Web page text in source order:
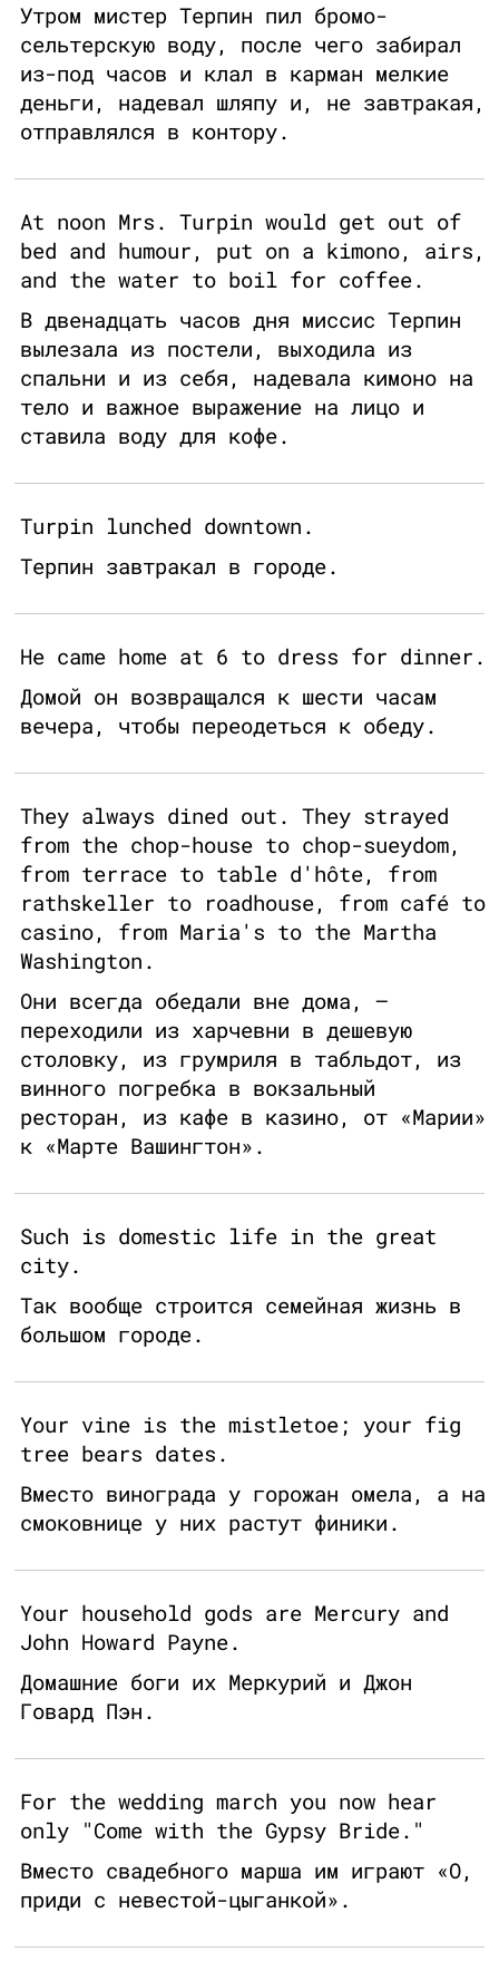
Утром мистер Терпин пил бромо-
сельтерскую воду, после чего забирал
из-под часов и клал в карман мелкие
деньги, надевал шляпу и, не завтракая,
отправлялся в контору.
At noon Mrs. Turpin would get out of
bed and humour, put on a kimono, airs,
and the water to boil for coffee.
В двенадцать часов дня миссис Терпин
вылезала из постели, выходила из
спальни и из себя, надевала кимоно на
тело и важное выражение на лицо и
ставила воду для кофе.
Turpin lunched downtown.
Терпин завтракал в городе.
He came home at 6 to dress for dinner.
Домой он возвращался к шести часам
вечера, чтобы переодеться к обеду.
They always dined out. They strayed
from the chop-house to chop-sueydom,
from terrace to table d'hôte, from
rathskeller to roadhouse, from café to
casino, from Maria's to the Martha
Washington.
Они всегда обедали вне дома, —
переходили из харчевни в дешевую
столовку, из грумриля в табльдот, из
винного погребка в вокзальный
ресторан, из кафе в казино, от «Марии»
к «Марте Вашингтон».
Such is domestic life in the great
city.
Так вообще строится семейная жизнь в
большом городе.
Your vine is the mistletoe; your fig
tree bears dates.
Вместо винограда у горожан омела, а на
смоковнице у них растут финики.
Your household gods are Mercury and
John Howard Payne.
Домашние боги их Меркурий и Джон
Говард Пэн.
For the wedding march you now hear
only "Come with the Gypsy Bride."
Вместо свадебного марша им играют «О,
приди с невестой-цыганкой».